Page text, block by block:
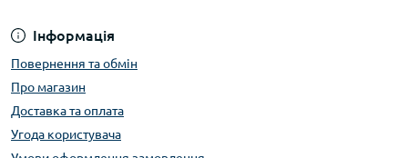
Інформація
Повернення та обмін
Про магазин
Доставка та оплата
Угода користувача